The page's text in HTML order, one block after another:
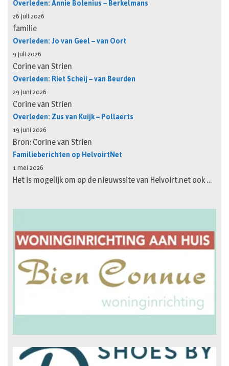
Overleden: Annie Bolenius – Berkelmans
26 juli 2026
familie
Overleden: Jo van Geel – van Oort
9 juli 2026
Corine van Strien
Overleden: Riet Scheij – van Beurden
29 juni 2026
Corine van Strien
Overleden: Zus van Kuijk – Pollaerts
19 juni 2026
Bron: Corine van Strien
Familieberichten op HelvoirtNet
1 mei 2026
Het is mogelijk om op de nieuwssite van Helvoirt.net ook …